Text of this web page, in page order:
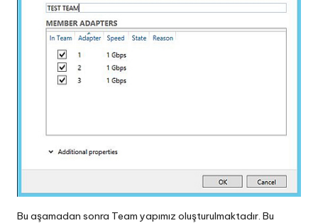
Bu aşamadan sonra Team yapımız oluşturulmaktadır. Bu